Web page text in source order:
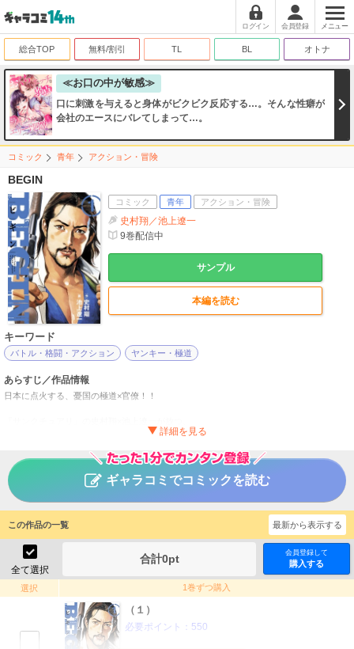
ログイン 会員登録 メニュー
総合TOP 無料/割引 TL BL オトナ
≪お口の中が敏感≫
口に刺激を与えると身体がビクビク反応する…。そんな性癖が
会社のエースにバレてしまって…。
コミック 青年 アクション・冒険
BEGIN
コミック 青年 アクション・冒険
史村翔／池上遼一
9巻配信中
サンプル
本編を読む
キーワード
バトル・格闘・アクション ヤンキー・極道
あらすじ／作品情報
日本に点火する、憂国の極道×官僚！！
沖縄に現れた憂国の極道・新海十造。
沖縄独立運動の扇動者を始末し、
尖閣では中国兵を狙撃。
中国マフィアに支配された
沖縄極道に再起を促す。
一方、公安の特命班「BEGIN」を
彼は日本が生き残るために、
沖縄を戦場にしようと・・・・・・！？
タイトル
史村翔／池上遼一
ジャンル 青年／アクション・冒険
ギャラコミでコミックを読む
この作品の一覧
全て選択
合計0pt 会員登録して
購入する
選択 1巻ずつ購入
最新から表示する
（１）
必要ポイント： 550